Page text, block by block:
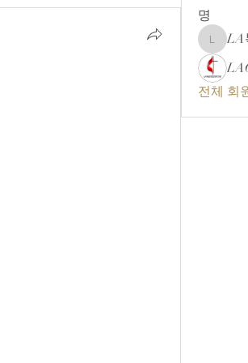
명
LA복음
LA
전체 회